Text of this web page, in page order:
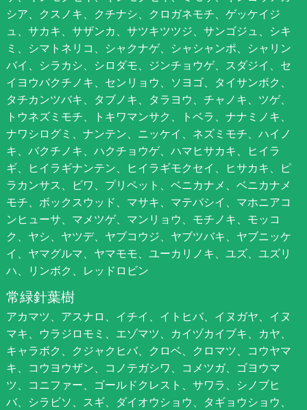
シア、クスノキ、クチナシ、クロガネモチ、ゲッケイジ
ュ、サカキ、サザンカ、サツキツツジ、サンゴジュ、シキ
ミ、シマトネリコ、シャクナゲ、シャシャンポ、シャリン
バイ、シラカシ、シロダモ、ジンチョウゲ、スダジイ、セ
イヨウバクチノキ、センリョウ、ソヨゴ、タイサンボク、
タチカンツバキ、タブノキ、タラヨウ、チャノキ、ツゲ、
トウネズミモチ、トキワマンサク、トベラ、ナナミノキ、
ナワシログミ、ナンテン、ニッケイ、ネズミモチ、ハイノ
キ、バクチノキ、ハクチョウゲ、ハマヒサカキ、ヒイラ
ギ、ヒイラギナンテン、ヒイラギモクセイ、ヒサカキ、ピ
ラカンサス、ビワ、プリペット、ベニカナメ、ベニカナメ
モチ、ボックスウッド、マサキ、マテバシイ、マホニアコ
ンヒューサ、マメツゲ、マンリョウ、モチノキ、モッコ
ク、ヤシ、ヤツデ、ヤブコウジ、ヤブツバキ、ヤブニッケ
イ、ヤマグルマ、ヤマモモ、ユーカリノキ、ユズ、ユズリ
ハ、リンボク、レッドロビン
常緑針葉樹
アカマツ、アスナロ、イチイ、イトヒバ、イヌガヤ、イヌ
マキ、ウラジロモミ、エゾマツ、カイヅカイブキ、カヤ、
キャラボク、クジャクヒバ、クロベ、クロマツ、コウヤマ
キ、コウヨウザン、コノテガシワ、コメツガ、ゴヨウマ
ツ、コニファー、ゴールドクレスト、サワラ、シノブヒ
バ、シラビソ、スギ、ダイオウショウ、タギョウショウ、